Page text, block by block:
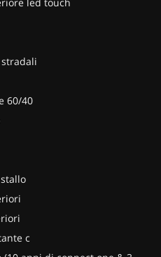
60/40
c